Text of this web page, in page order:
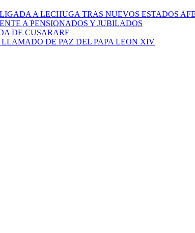
A LECHUGA TRAS NUEVOS ESTADOS
A PENSIONADOS Y JUBILADOS
DE CUSARARE
DE PAZ DEL PAPA LEON XIV